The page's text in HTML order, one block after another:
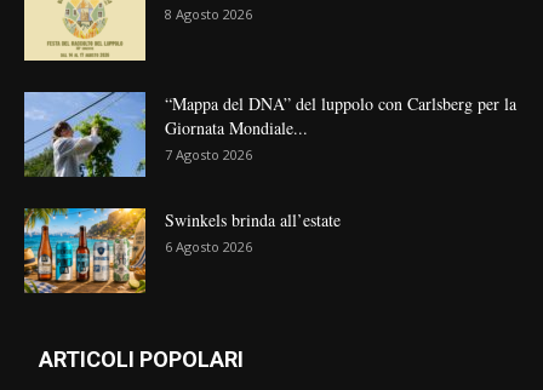
8 Agosto 2026
“Mappa del DNA” del luppolo con Carlsberg per la
Giornata Mondiale...
7 Agosto 2026
Swinkels brinda all’estate
6 Agosto 2026
ARTICOLI POPOLARI